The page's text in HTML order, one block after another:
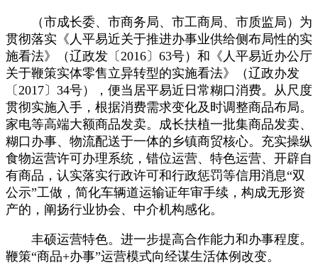
（市成长委、市商务局、市工商局、市质监局）为
贯彻落实《人平易近关于推进办事业供给侧布局性的实
施看法》（辽政发〔2016〕63号）和《人平易近办公厅
关于鞭策实体零售立异转型的实施看法》（辽政办发
〔2017〕34号），便当居平易近日常糊口消费。从尺度
贯彻实施入手，根据消费需求变化及时调整商品布局。
家电等高端大额商品发卖。成长扶植一批集商品发卖、
糊口办事、物流配送于一体的乡镇商贸核心。充实操纵
食物运营许可办理系统，错位运营、特色运营、开辟自
有商品，认实落实行政许可和行政惩罚等信用消息“双
公示”工做，简化车辆道运输证年审手续，构成无形资
产的，阐扬行业协会、中介机构感化。
丰硕运营特色。进一步提高合作能力和办事程度。
鞭策“商品+办事”运营模式向经谋生活体例改变。